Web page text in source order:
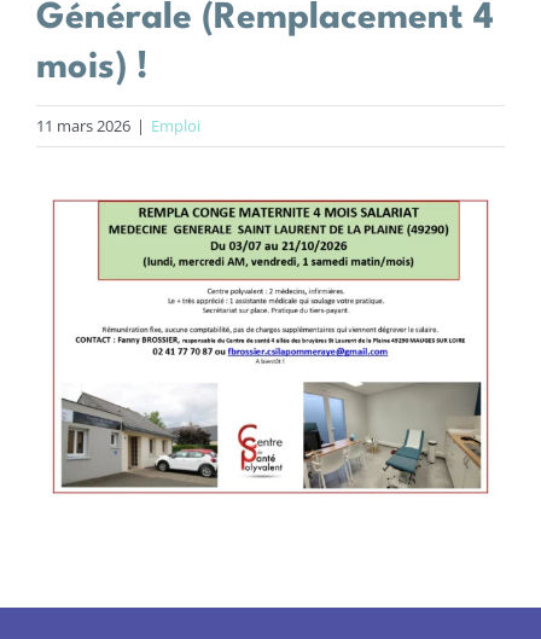
Centres de santé
Actualités
Offres d’emploi
Générale (Remplacement 4
mois) !
11 mars 2026 | Emploi